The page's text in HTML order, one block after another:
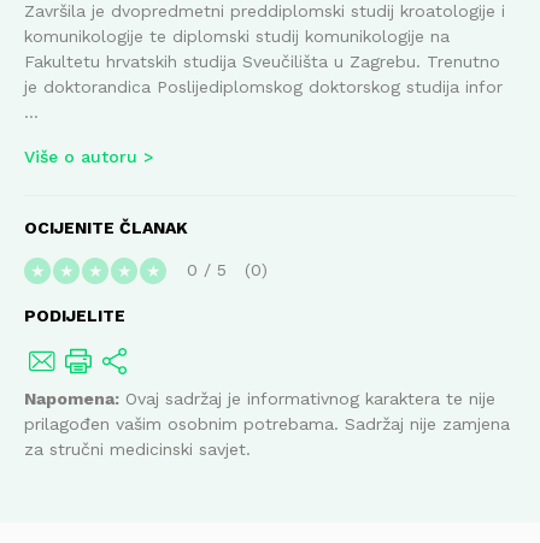
Završila je dvopredmetni preddiplomski studij kroatologije i
komunikologije te diplomski studij komunikologije na
Fakultetu hrvatskih studija Sveučilišta u Zagrebu. Trenutno
je doktorandica Poslijediplomskog doktorskog studija infor
...
Više o autoru
OCIJENITE ČLANAK
★ ★ ★ ★ ★ 0 / 5 0
PODIJELITE
Napomena: Ovaj sadržaj je informativnog karaktera te nije
prilagođen vašim osobnim potrebama. Sadržaj nije zamjena
za stručni medicinski savjet.